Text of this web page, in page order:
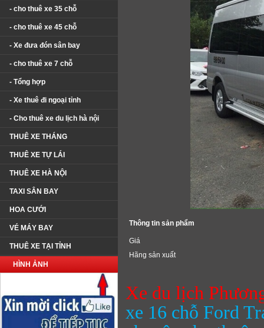
- cho thuê xe 35 chỗ
- cho thuê xe 45 chỗ
- Xe đưa đón sân bay
- cho thuê xe 7 chỗ
- Tổng hợp
- Xe thuê đi ngoại tỉnh
- Cho thuê xe du lịch hà nội
THUÊ XE THÁNG
THUÊ XE TỰ LÁI
THUÊ XE HÀ NỘI
TAXI SÂN BAY
HOA CƯỚI
VÉ MÁY BAY
THUÊ XE TẠI TỈNH
HÌNH ẢNH
Thông tin sản phẩm
Giá
Hãng sản xuất
Xe du lịch
xe 16 chỗ Ford